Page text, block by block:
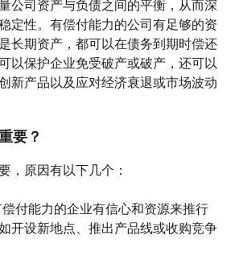
公司资产与负债之间的平衡，从而深
定性。有偿付能力的公司有足够的资
长期资产，都可以在债务到期时偿还
以保护企业免受破产或破产，还可以
新产品以及应对经济衰退或市场波动
要？
，原因有以下几个：
付能力的企业有信心和资源来推行
开设新地点、推出产品线或收购竞争